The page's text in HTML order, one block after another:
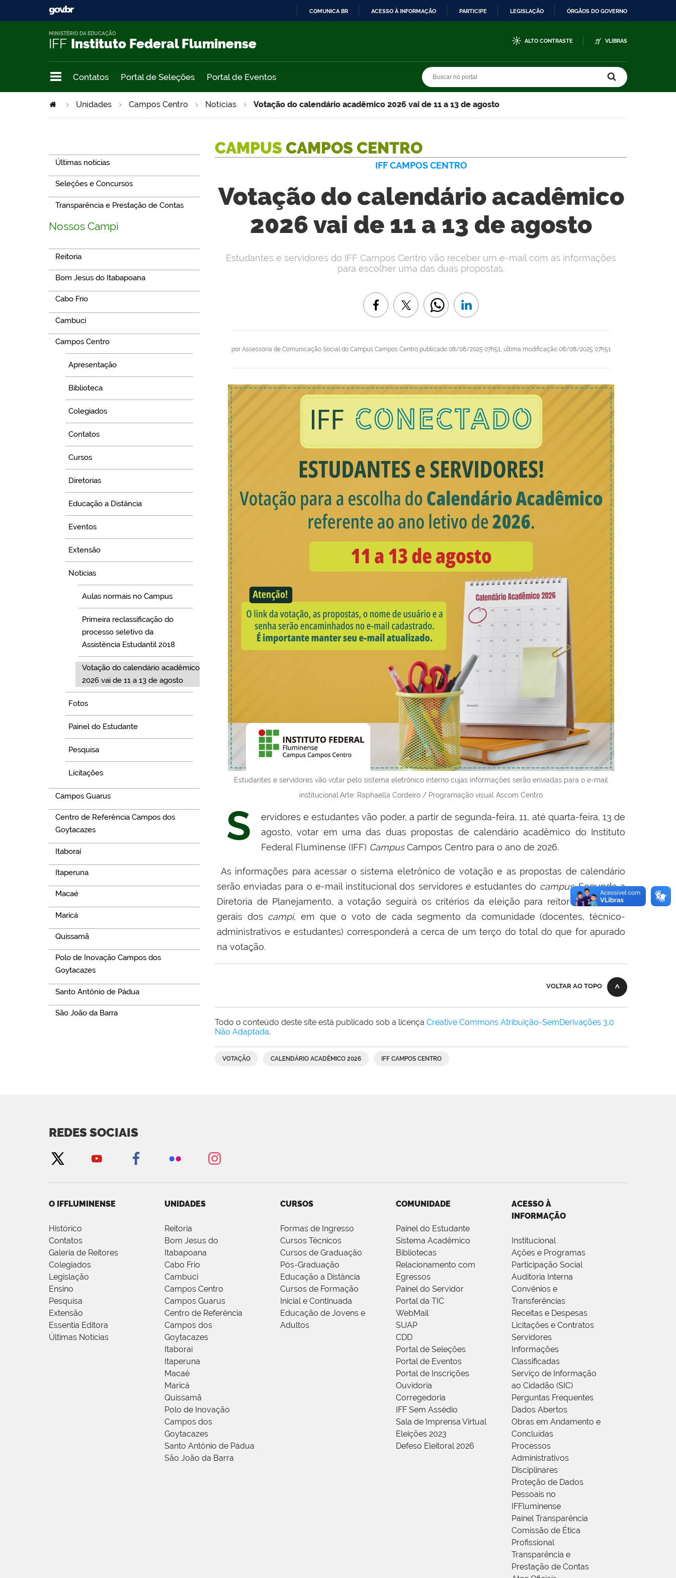
COMUNICA BR ACESSO À INFORMAÇÃO PARTICIPE LEGISLAÇÃO ÓRGÃOS DO GOVERNO
IFF Instituto Federal Fluminense
MINISTÉRIO DA EDUCAÇÃO
ALTO CONTRASTE VLIBRAS
Contatos Portal de Seleções Portal de Eventos
Unidades Campos Centro Notícias Votação do calendário acadêmico 2026 vai de 11 a 13 de agosto
Últimas notícias
Seleções e Concursos
Transparência e Prestação de Contas
Nossos Campi
Reitoria
Bom Jesus do Itabapoana
Cabo Frio
Cambuci
Campos Centro
Apresentação
Biblioteca
Colegiados
Contatos
Cursos
Diretorias
Educação a Distância
Eventos
Extensão
Notícias
Aulas normais no Campus
Primeira reclassificação do
processo seletivo da
Assistência Estudantil 2018
Votação do calendário acadêmico
2026 vai de 11 a 13 de agosto
Fotos
Painel do Estudante
Pesquisa
Licitações
Campos Guarus
Centro de Referência Campos dos
Goytacazes
Itaboraí
Itaperuna
Macaé
Maricá
Quissamã
Polo de Inovação Campos dos
Goytacazes
Santo Antônio de Pádua
São João da Barra
CAMPUS CAMPOS CENTRO
IFF CAMPOS CENTRO
Votação do calendário acadêmico
2026 vai de 11 a 13 de agosto
por Assessoria de Comunicação Social do Campus Campos Centro publicado 08/08/2025 07h51, última modificação 08/08/2025 07h51
Estudantes e servidores do IFF Campos Centro vão receber um e-mail com as informações
para escolher uma das duas propostas.
Estudantes e servidores vão votar pelo sistema eletrônico interno cujas informações serão enviadas para o e-mail
institucional.Arte: Raphaella Cordeiro / Programação visual Ascom Centro
S
ervidores e estudantes vão poder, a partir de segunda-feira, 11, até quarta-feira, 13 de
agosto, votar em uma das duas propostas de calendário acadêmico do Instituto
Federal Fluminense (IFF) CampusCampos Centro para o ano de 2026.
As informações para acessar o sistema eletrônico de votação e as propostas de calendário
serão enviadas para o e-mail institucional dos servidores e estudantes do campus.Segundo a
Diretoria de Planejamento, a votação seguirá os critérios da eleição para reitor e diretores-
gerais dos campi,em que o voto de cada segmento da comunidade (docentes, técnico-
administrativos e estudantes) corresponderá a cerca de um terço do total do que for apurado
na votação.
VOLTAR AO TOPO
Todo o conteúdo deste site está publicado sob a licença Creative Commons Atribuição-SemDerivações 3.0
Não Adaptada.
VOTAÇÃO CALENDÁRIO ACADÊMICO 2026 IFF CAMPOS CENTRO
REDES SOCIAIS
O IFFLUMINENSE
Histórico
Contatos
Galeria de Reitores
Colegiados
Legislação
Ensino
Pesquisa
Extensão
Essentia Editora
Últimas Notícias
UNIDADES
Reitoria
Bom Jesus do
Itabapoana
Cabo Frio
Cambuci
Campos Centro
Campos Guarus
Centro de Referência
Campos dos
Goytacazes
Itaboraí
Itaperuna
Macaé
Maricá
Quissamã
Polo de Inovação
Campos dos
Goytacazes
Santo Antônio de Pádua
São João da Barra
CURSOS
Formas de Ingresso
Cursos Técnicos
Cursos de Graduação
Pós-Graduação
Educação a Distância
Cursos de Formação
Inicial e Continuada
Educação de Jovens e
Adultos
COMUNIDADE
Painel do Estudante
Sistema Acadêmico
Bibliotecas
Relacionamento com
Egressos
Painel do Servidor
Portal da TIC
WebMail
SUAP
CDD
Portal de Seleções
Portal de Eventos
Portal de Inscrições
Ouvidoria
Corregedoria
IFF Sem Assédio
Sala de Imprensa Virtual
Eleições 2023
Defeso Eleitoral 2026
ACESSO À
INFORMAÇÃO
Institucional
Ações e Programas
Participação Social
Auditoria Interna
Convênios e
Transferências
Receitas e Despesas
Licitações e Contratos
Servidores
Informações
Classificadas
Serviço de Informação
ao Cidadão (SIC)
Perguntas Frequentes
Dados Abertos
Obras em Andamento e
Concluídas
Processos
Administrativos
Disciplinares
Proteção de Dados
Pessoais no
IFFluminense
Painel Transparência
Comissão de Ética
Profissional
Transparência e
Prestação de Contas